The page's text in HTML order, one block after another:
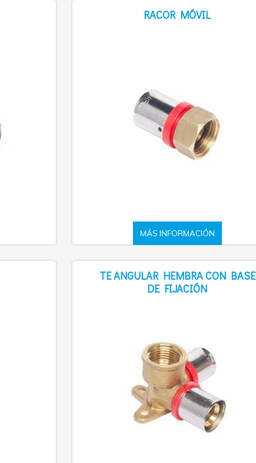
RACOR MÓVIL
MÁS INFORMACIÓN
TE ANGULAR HEMBRA CON BASE
DE FIJACIÓN